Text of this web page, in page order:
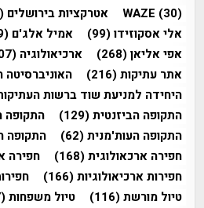
WAZE (30) אטרקציות בירושלים (111)
אלי אסקוזידו(99) אמיל אלג'ם (79)
אפי אליאן(268) ארכיאולוגיה (207)
אתר עתיקות(216) האוניברסיטה
היחידה למניעת שוד ברשות
התקופה הביזנטית(129) התקופה
התקופה העות'מנית(62) התקופה
חפירה ארכאולוגית(168) חפירה
חפירות ארכיאולוגיות(166)
טיול מורשת(116) טיול משפחות(217)